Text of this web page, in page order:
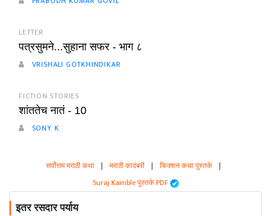
LETTER
पत्रसुमने...सुहाना सफर - भाग ८
VRISHALI GOTKHINDIKAR
FICTION STORIES
शांततेच नातं - 10
SONY K
सर्वोत्तम मराठी कथा | मराठी कादंबरी | फिक्शन कथा पुस्तके |
Suraj Kamble पुस्तके PDF
इतर रसदार पर्याय